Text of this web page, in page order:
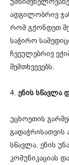
ადგილობრივ
რომ გქონდეთ
საჭირო
ჩვეულებრივ
შემთხვევებს.
4. ენის სწავლა
უცხოეთის
სწავლა. ენის
კომუნიკაციას